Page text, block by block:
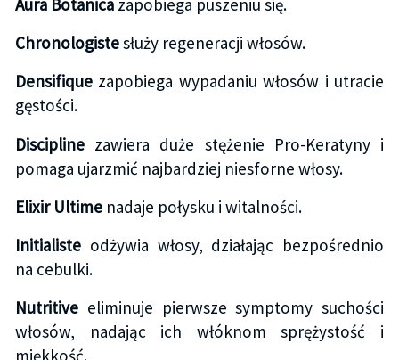
Aura Botanicazapobiega puszeniu się.
Chronologistesłuży regeneracji włosów.
Densifiquezapobiega wypadaniu włosów i utracie
gęstości.
Disciplinezawiera duże stężenie Pro-Keratyny i
pomaga ujarzmić najbardziej niesforne włosy.
Elixir Ultimenadaje połysku i witalności.
Initialisteodżywia włosy, działając bezpośrednio
na cebulki.
Nutritiveeliminuje pierwsze symptomy suchości
włosów, nadając ich włóknom sprężystość i